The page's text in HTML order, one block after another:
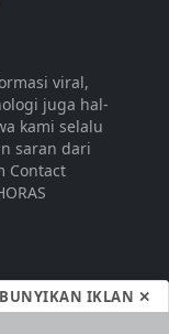
viral,
juga hal-
kami selalu
saran dari
Contact
IKLAN ✕